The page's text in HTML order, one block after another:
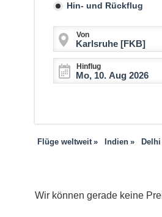
Hin- und Rückflug
Von
Hinflug
Flüge weltweit Indien Delhi
Wir können gerade keine